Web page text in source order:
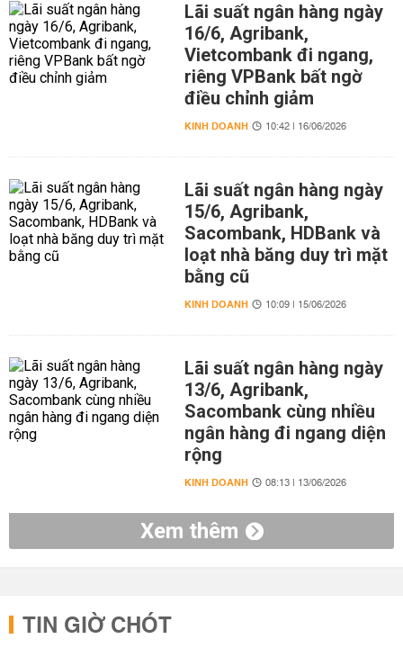
Lãi suất ngân hàng ngày
16/6, Agribank,
Vietcombank đi ngang,
riêng VPBank bất ngờ
điều chỉnh giảm
KINH DOANH 10:42 | 16/06/2026
Lãi suất ngân hàng ngày
15/6, Agribank,
Sacombank, HDBank và
loạt nhà băng duy trì mặt
bằng cũ
KINH DOANH 10:09 | 15/06/2026
Lãi suất ngân hàng ngày
13/6, Agribank,
Sacombank cùng nhiều
ngân hàng đi ngang diện
rộng
KINH DOANH 08:13 | 13/06/2026
Xem thêm
TIN GIỜ CHÓT